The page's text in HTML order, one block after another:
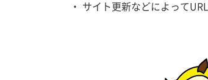
・ サイト更新などによって